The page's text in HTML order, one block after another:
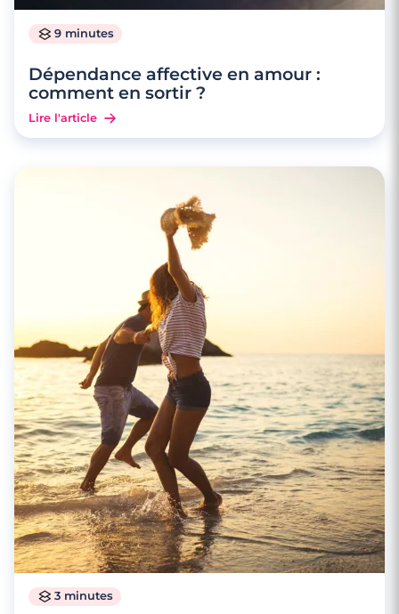
9 minutes
Dépendance affective en amour :
comment en sortir ?
Lire l'article
3 minutes